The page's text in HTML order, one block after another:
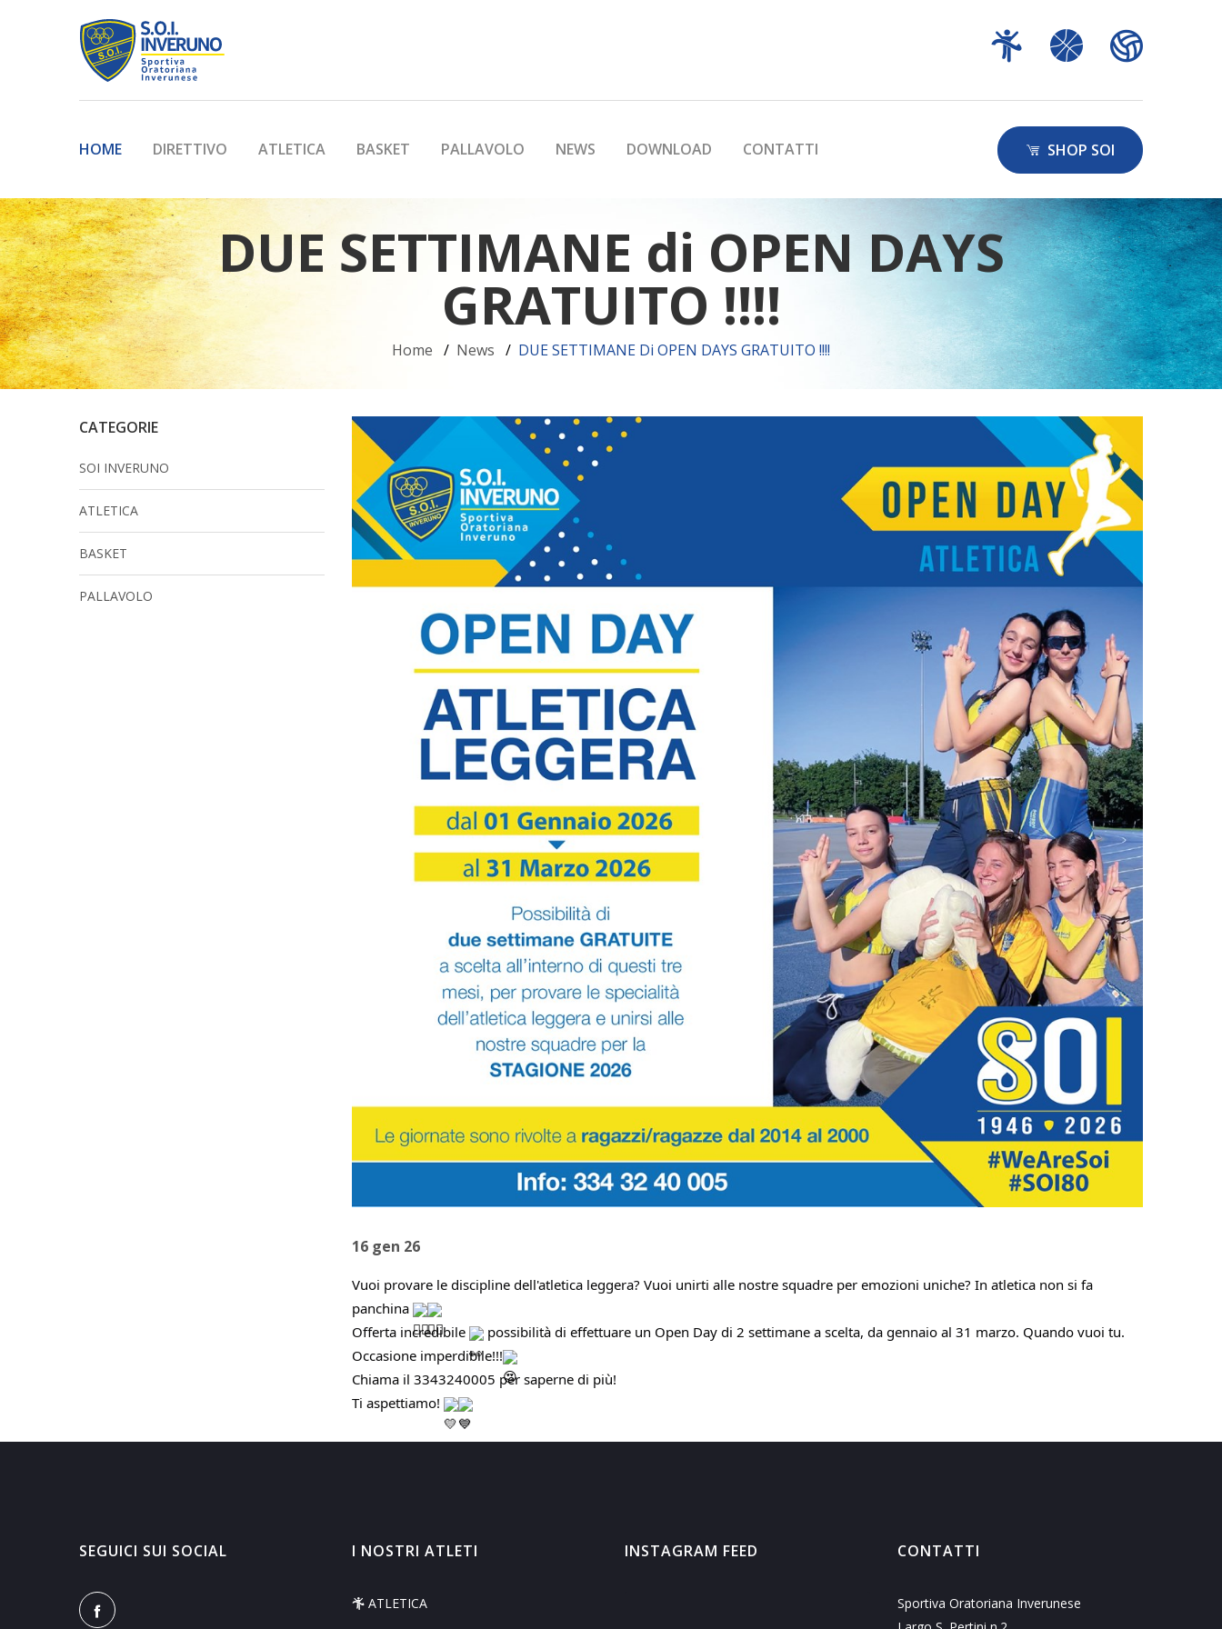
HOME DIRETTIVO ATLETICA BASKET PALLAVOLO NEWS DOWNLOAD CONTATTI SHOP SOI
DUE SETTIMANE di OPEN DAYS
GRATUITO !!!!
Home News DUE SETTIMANE Di OPEN DAYS GRATUITO !!!!
CATEGORIE
SOI INVERUNO
ATLETICA
BASKET
PALLAVOLO
16 gen 26
Vuoi provare le discipline dell'atletica leggera? Vuoi unirti alle nostre squadre per emozioni uniche? In atletica non si fa
panchina
Offerta incredibile
possibilità di effettuare un Open Day di 2 settimane a scelta, da gennaio al 31 marzo. Quando vuoi tu.
Occasione imperdibile!!!
Chiama il 3343240005 per saperne di più!
Ti aspettiamo!
SEGUICI SUI SOCIAL I NOSTRI ATLETI
ATLETICA
INSTAGRAM FEED CONTATTI
Sportiva Oratoriana Inverunese